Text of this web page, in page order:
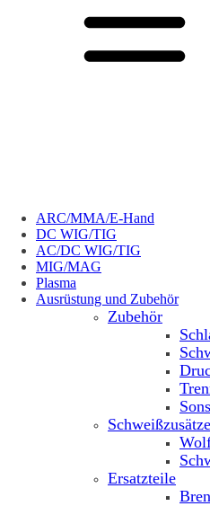
ARC/MMA/E-Hand
DC WIG/TIG
AC/DC WIG/TIG
MIG/MAG
Plasma
Ausrüstung und Zubehör
Zubehör
Schweißzusätze
Ersatzteile